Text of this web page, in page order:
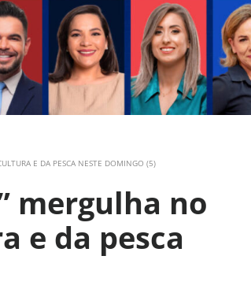
E DA PESCA NESTE DOMINGO (5)
mergulha no
e da pesca